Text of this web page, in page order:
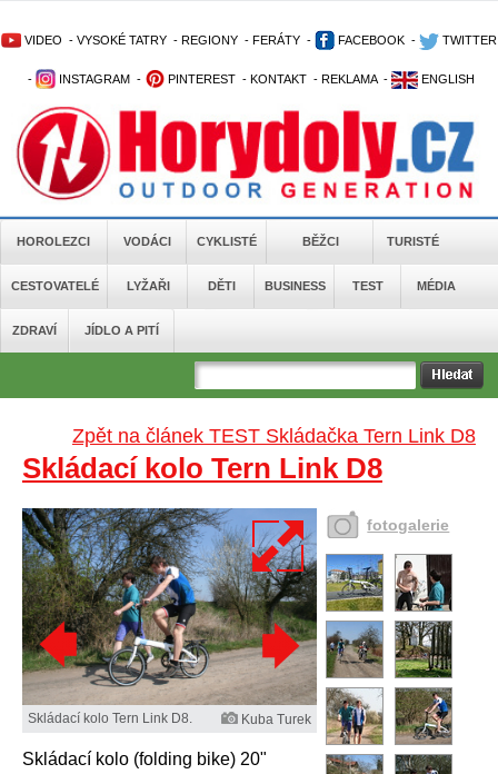
VIDEO - VYSOKÉ TATRY - REGIONY - FERÁTY - FACEBOOK - TWITTER
- INSTAGRAM - PINTEREST - KONTAKT - REKLAMA - ENGLISH
HOROLEZCI VODÁCI CYKLISTÉ BĚŽCI TURISTÉ
CESTOVATELÉ LYŽAŘI DĚTI BUSINESS TEST MÉDIA
ZDRAVÍ JÍDLO A PITÍ
Zpět na článek TEST Skládačka Tern Link D8
Skládací kolo Tern Link D8
Skládací kolo Tern Link D8. Kuba Turek
Skládací kolo (folding bike) 20"
fotogalerie